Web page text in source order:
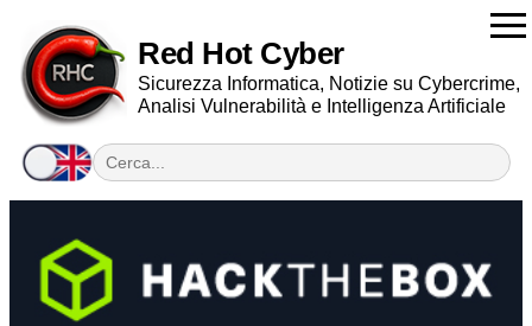
Red Hot Cyber
Sicurezza Informatica, Notizie su Cybercrime,
Analisi Vulnerabilità e Intelligenza Artificiale